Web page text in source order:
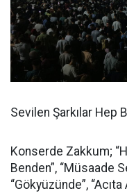
Sevilen Şarkılar Hep
Konserde Zakkum;
Benden”, “Müsaade
“Gökyüzünde”,